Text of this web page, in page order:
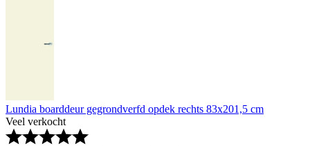
Lundia boarddeur gegrondverfd opdek rechts 83x201,5 cm
Veel verkocht